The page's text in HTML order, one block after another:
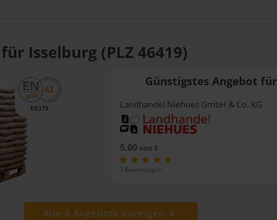
Isselburg (PLZ 46419)
DE379
Günstigstes Angebot für
Landhandel Niehues GmbH & Co. KG
5,00 von 5
3 Bewertungen
Alle 8 Angebote anzeigen